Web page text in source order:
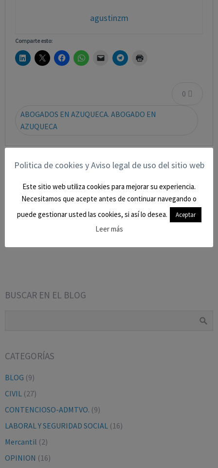
agustinzm
Comparte esto:
0
ABOGADOS EN AZUQUECA. ABOGADO EN
AZUQUECA
« NUEVO CASO GANADO. SENTENCIA ABSOLUTORIA CLIENTE
ACUSADO DE ROBO CON FUERZA EN CASA HABITADA.
NUEVO CASO DE ÉXITO. SENTENCIA A FAVOR DE UNA
PENSIONISTA A LA QUE LE HABÍAN RETIRADO LA PENSIÓN
BUSCAR EN EL BLOG
CATEGORÍAS
BLOG (9)
CIVIL (27)
CONTENCIOSO-ADMTVO. (9)
LABORAL Y SEGURIDAD SOCIAL (16)
Mercantil (2)
OPINION (16)
Politica de cookies y Aviso legal de uso del sitio web
Este sitio web utiliza cookies para mejorar su experiencia.
Necesitamos que acepte antes de continuar navegando o
puede gestionar usted las cookies, si así lo desea.
Aceptar
Leer más